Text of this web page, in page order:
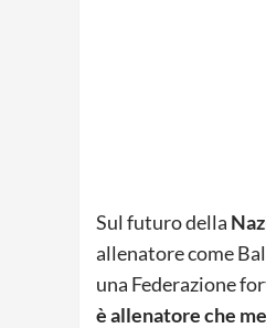
Sul futuro della
allenatore come
una Federazione
è allenatore che